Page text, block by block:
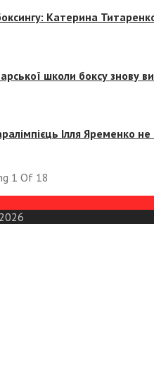
Катерина
школи боксу знову
Ілля Яременко
1 Of 18